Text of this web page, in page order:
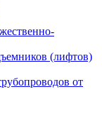
(лифтов)
от